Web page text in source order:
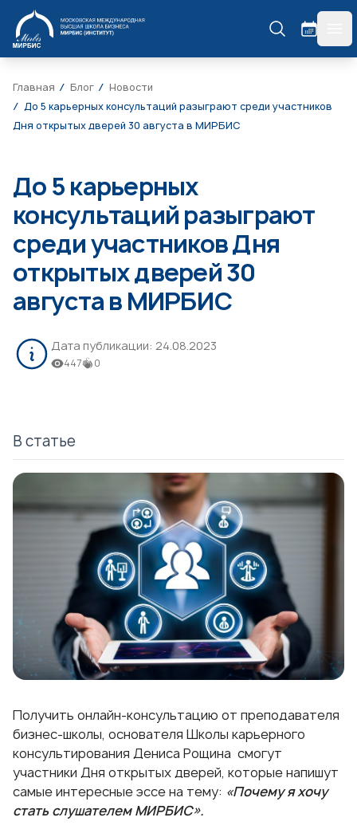
МИРБИС
Главная Блог
Новости
До 5 карьерных консультаций разыграют среди участников
Дня открытых дверей 30 августа в МИРБИС
До 5 карьерных
консультаций разыграют
среди участников Дня
открытых дверей 30
августа в МИРБИС
Дата публикации: 24.08.2023
447 0
В статье
Получить онлайн-консультацию от преподавателя
бизнес-школы, основателя Школы карьерного
консультирования Дениса Рощина смогут
участники Дня открытых дверей, которые напишут
самые интересные эссе на тему: «Почему я хочу
стать слушателем МИРБИС».